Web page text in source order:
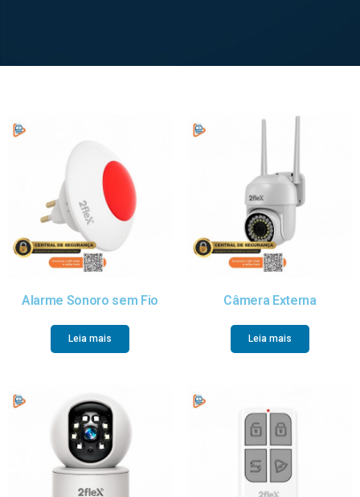
Alarme Sonoro sem Fio
Leia mais
Câmera Externa
Leia mais